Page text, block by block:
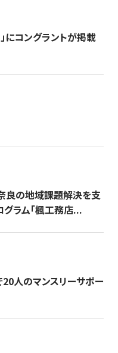
コングラントが掲載
良の地域課題解決を支
グラム「楓工務店...
20人のマンスリーサポー